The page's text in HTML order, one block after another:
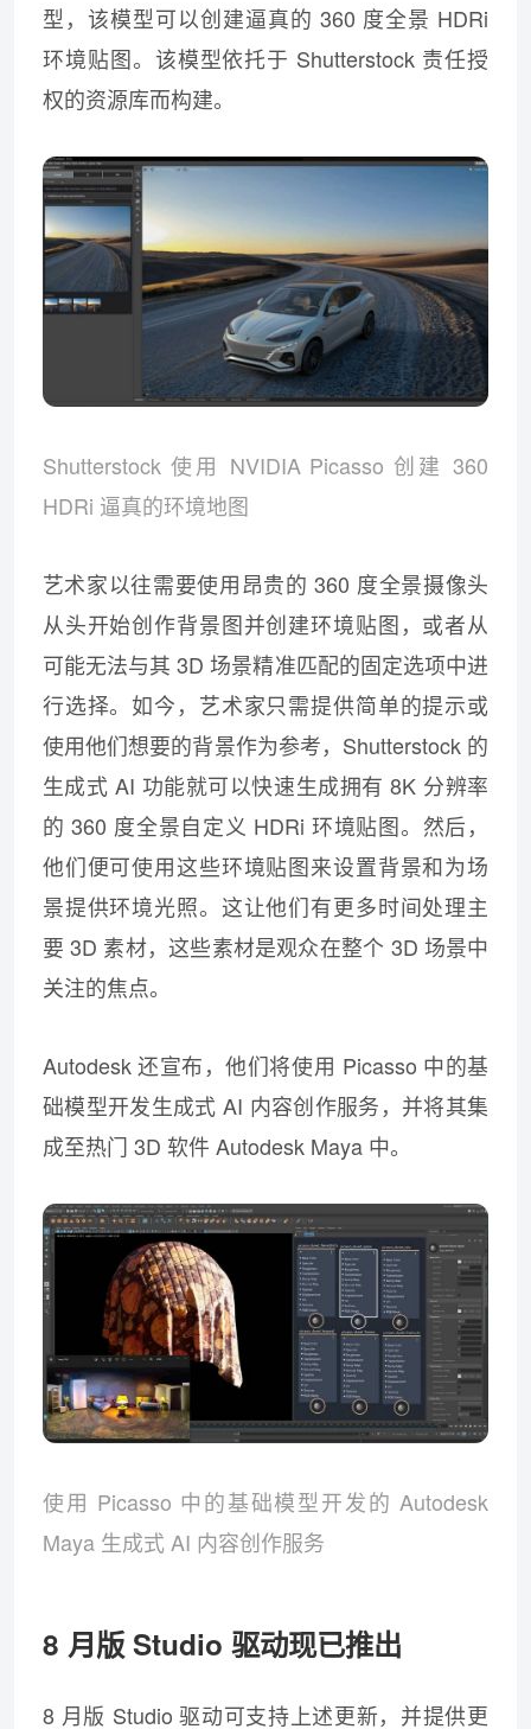
型，该模型可以创建逼真的 360 度全景 HDRi
环境贴图。该模型依托于 Shutterstock 责任授
权的资源库而构建。
Shutterstock 使用 NVIDIA Picasso 创建 360
HDRi 逼真的环境地图
艺术家以往需要使用昂贵的 360 度全景摄像头
从头开始创作背景图并创建环境贴图，或者从
可能无法与其 3D 场景精准匹配的固定选项中进
行选择。如今，艺术家只需提供简单的提示或
使用他们想要的背景作为参考，Shutterstock 的
生成式 AI 功能就可以快速生成拥有 8K 分辨率
的 360 度全景自定义 HDRi 环境贴图。然后，
他们便可使用这些环境贴图来设置背景和为场
景提供环境光照。这让他们有更多时间处理主
要 3D 素材，这些素材是观众在整个 3D 场景中
关注的焦点。
Autodesk 还宣布，他们将使用 Picasso 中的基
础模型开发生成式 AI 内容创作服务，并将其集
成至热门 3D 软件 Autodesk Maya 中。
使用 Picasso 中的基础模型开发的 Autodesk
Maya 生成式 AI 内容创作服务
8 月版 Studio 驱动现已推出
8 月版 Studio 驱动可支持上述更新，并提供更